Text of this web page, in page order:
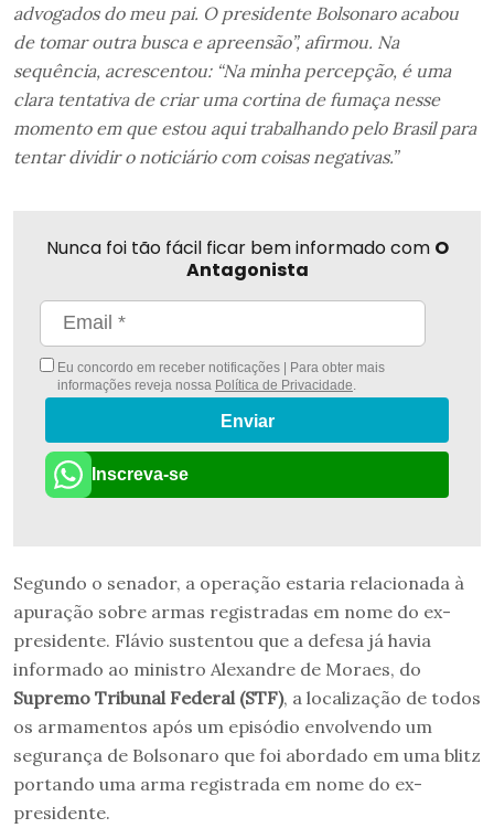
advogados do meu pai. O presidente Bolsonaro acabou
de tomar outra busca e apreensão”, afirmou. Na
sequência, acrescentou: “Na minha percepção, é uma
clara tentativa de criar uma cortina de fumaça nesse
momento em que estou aqui trabalhando pelo Brasil para
tentar dividir o noticiário com coisas negativas.”
Nunca foi tão fácil ficar bem informado com O
Antagonista
Eu concordo em receber notificações | Para obter mais
informações reveja nossa Política de Privacidade
Enviar
Inscreva-se
Segundo o senador, a operação estaria relacionada à
apuração sobre armas registradas em nome do ex-
presidente. Flávio sustentou que a defesa já havia
informado ao ministro Alexandre de Moraes, do
Supremo Tribunal Federal (STF), a localização de todos
os armamentos após um episódio envolvendo um
segurança de Bolsonaro que foi abordado em uma blitz
portando uma arma registrada em nome do ex-
presidente.